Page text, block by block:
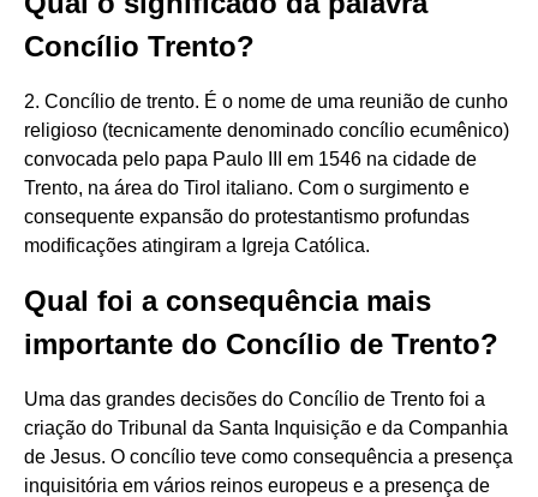
Concílio Trento?
2. Concílio de trento. É o nome de uma reunião de cunho
religioso (tecnicamente denominado concílio ecumênico)
convocada pelo papa Paulo III em 1546 na cidade de
Trento, na área do Tirol italiano. Com o surgimento e
consequente expansão do protestantismo profundas
modificações atingiram a Igreja Católica.
Qual foi a consequência mais
importante do Concílio de Trento?
Uma das grandes decisões do Concílio de Trento foi a
criação do Tribunal da Santa Inquisição e da Companhia
de Jesus. O concílio teve como consequência a presença
inquisitória em vários reinos europeus e a presença de